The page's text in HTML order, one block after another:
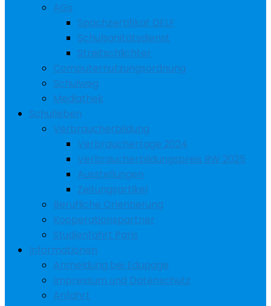
AGs
Spachzertifikat DELF
Schulsanitätsdienst
Streitschlichter
Computernutzungsordnung
Schulweg
Mediathek
Schulleben
Verbraucherbildung
Verbrauchertage 2024
Verbraucherbildungspreis BW 2025
Ausstellungen
Zeitungsartikel
Berufliche Orientierung
Kooperationspartner
Studienfahrt Paris
Informationen
Anmeldung bei Edupage
Impressum und Datenschutz
Anfahrt